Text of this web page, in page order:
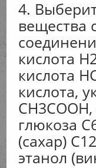
4.
вещества
кислота
кислота
кислота,
глюкоза
(сахар)
этанол